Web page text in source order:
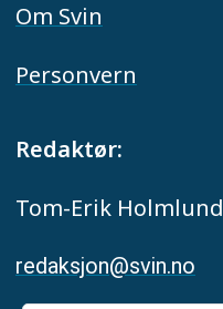
Om Svin
Personvern
Redaktør:
Tom-Erik Holmlund
redaksjon@svin.no